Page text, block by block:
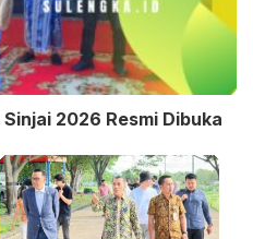
2026 Resmi Dibuka